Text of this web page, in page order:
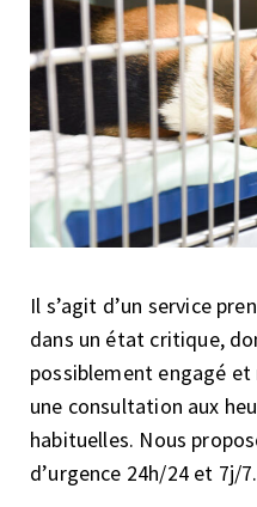
Il s’agit d’un service
dans un état critique,
possiblement engagé
une consultation aux
habituelles. Nous
d’urgence 24h/24 et 7j/7.